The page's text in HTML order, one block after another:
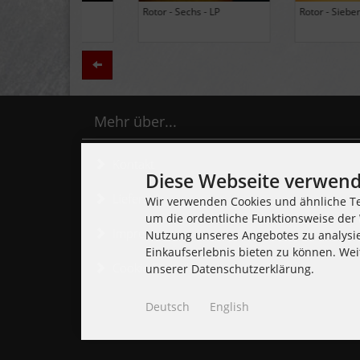
Black Lung - Ancients - LP
Daily Thompson - Glue -
Zurück
Mehr über...
Lieferzeit
Impressum
Cookie Einstellungen
Diese Webseite
Wir verwenden Cookies und ähnliche
um die ordentliche Funktionsweise
Nutzung unseres Angebotes zu
Einkaufserlebnis bieten zu können.
unserer Datenschutzerklärung.
Deutsch English